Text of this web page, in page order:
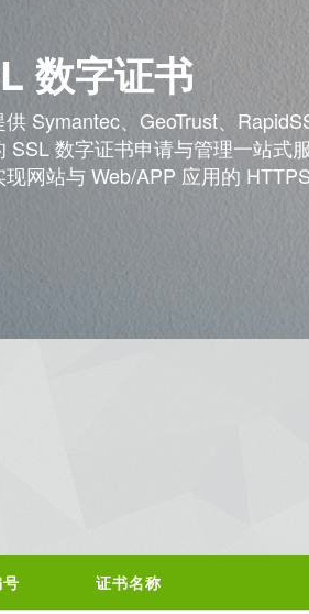
数字证书
供 Symantec、GeoTrust、
SSL 数字证书申请与管理一站式
现网站与 Web/APP 应用的
证书名称